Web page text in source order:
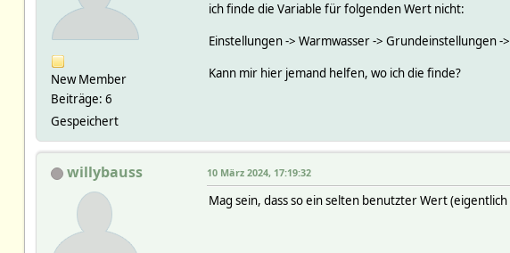
New Member
Beiträge: 6
Gespeichert
ich finde die Variable für folgenden Wert nicht:
Einstellungen -> Warmwasser -> Grundeinstellungen ->
Kann mir hier jemand helfen, wo ich die finde?
willybauss 10 März 2024, 17:19:32
Mag sein, dass so ein selten benutzter Wert